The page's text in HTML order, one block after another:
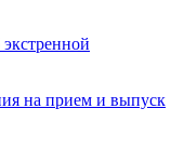
на прием и выпуск